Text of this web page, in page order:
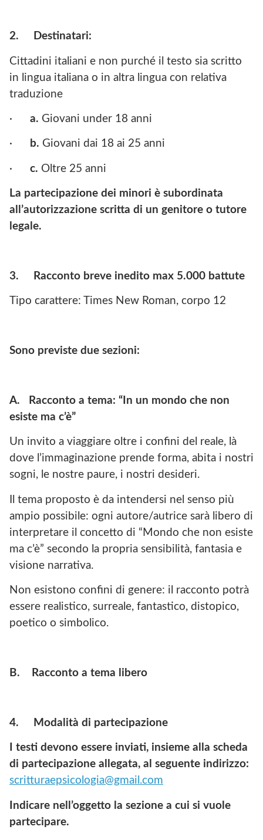
2. Destinatari:
Cittadini italiani e non purché il testo sia scritto
in lingua italiana o in altra lingua con relativa
traduzione
· a. Giovani under 18 anni
· b. Giovani dai 18 ai 25 anni
· c. Oltre 25 anni
La partecipazione dei minori è subordinata
all’autorizzazione scritta di un genitore o tutore
legale.
3. Racconto breve inedito max 5.000 battute
Tipo carattere: Times New Roman, corpo 12
Sono previste due sezioni:
A.
Racconto a tema: “In un mondo che non
esiste ma c’è”
Un invito a viaggiare oltre i confini del reale, là
dove l’immaginazione prende forma, abita i nostri
sogni, le nostre paure, i nostri desideri.
Il tema proposto è da intendersi nel senso più
ampio possibile: ogni autore/autrice sarà libero di
interpretare il concetto di “Mondo che non esiste
ma c’è” secondo la propria sensibilità, fantasia e
visione narrativa.
Non esistono confini di genere: il racconto potrà
essere realistico, surreale, fantastico, distopico,
poetico o simbolico.
B. Racconto a tema libero
4. Modalità di partecipazione
I testi devono essere inviati, insieme alla scheda
di partecipazione allegata, al seguente indirizzo:
scritturaepsicologia@gmail.com
Indicare nell’oggetto la sezione a cui si vuole
partecipare.